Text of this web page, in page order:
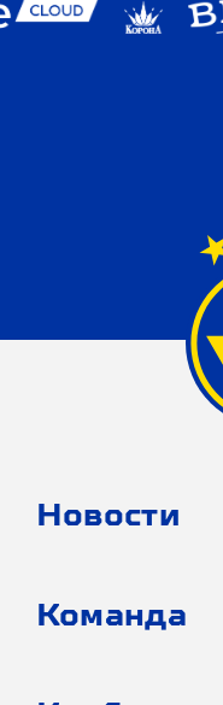
Новости
Команда